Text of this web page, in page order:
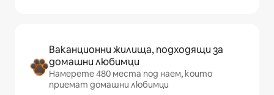
Ваканционни жилища, подходящи за
домашни любимци
Намерете 480 места под наем, които
приемат домашни любимци